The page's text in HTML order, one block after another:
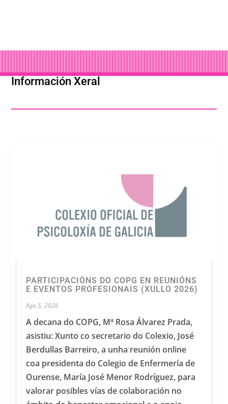
Información Xeral
PARTICIPACIÓNS DO COPG EN REUNIÓNS
E EVENTOS PROFESIONAIS (XULLO 2026)
Ago 5, 2026
A decana do COPG, Mª Rosa Álvarez Prada,
asistiu: Xunto co secretario do Colexio, José
Berdullas Barreiro, a unha reunión online
coa presidenta do Colegio de Enfermería de
Ourense, María José Menor Rodríguez, para
valorar posibles vías de colaboración no